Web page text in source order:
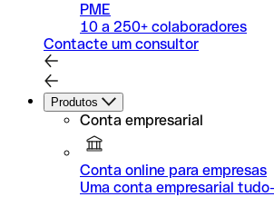
PME
10 a 250+ colaboradores
Contacte um consultor
Produtos
Conta empresarial
Conta online para empresas
Uma conta empresarial